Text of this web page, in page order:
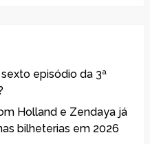
sexto episódio da 3ª
Holland e Zendaya já
bilheterias em 2026